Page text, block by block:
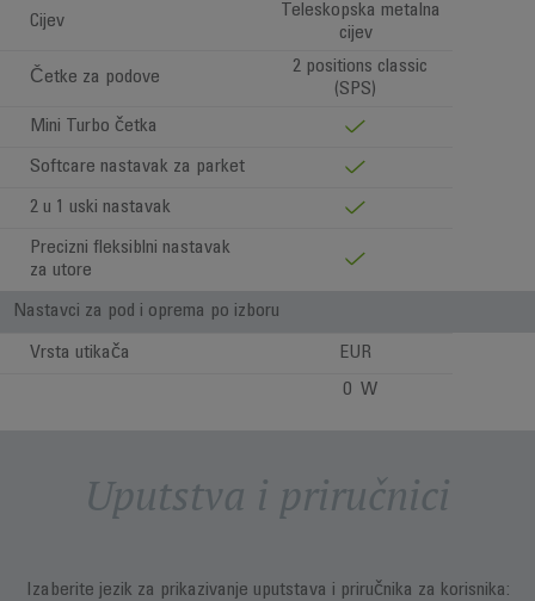
Cijev
Teleskopska metalna
cijev
Četke za podove
2 positions classic
(SPS)
Mini Turbo četka
Softcare nastavak za parket
2 u 1 uski nastavak
Precizni fleksiblni nastavak
za utore
Nastavci za pod i oprema po izboru
Vrsta utikača
EUR
0 W
Uputstva i priručnici
Izaberite jezik za prikazivanje uputstava i priručnika za korisnika: